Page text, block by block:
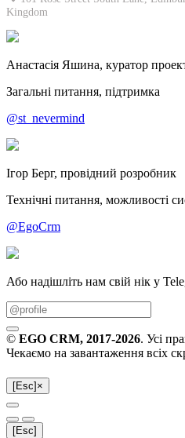
Kingdom
Анастасія Яшина, куратор
Загальні питання, підтримка
@st_nevermind
Ігор Берг, провідний розробник
Технічні питання, можливості
@EgoCrm
Або надішліть нам свій нік у
© EGO CRM, 2017-2026. Усі
Чекаємо на завантаження всіх
[Esc] ×
[Esc]